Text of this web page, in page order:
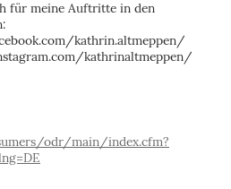
für meine Auftritte in den
kathrin.altmeppen/
kathrinaltmeppen/
odr/main/index.cfm?